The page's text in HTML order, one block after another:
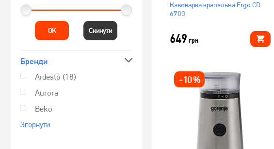
OK Скинути
Бренди
Ardesto (18)
Aurora
Beko
Згорнути
Кавоварка крапельна Ergo СD
6700
649 грн
- 10%